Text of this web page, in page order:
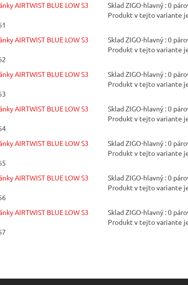
AIRTWIST BLUE LOW S3
Sklad ZIGO-hlavný : 0
Produkt v tejto variante
AIRTWIST BLUE LOW S3
Sklad ZIGO-hlavný : 0
Produkt v tejto variante
AIRTWIST BLUE LOW S3
Sklad ZIGO-hlavný : 0
Produkt v tejto variante
AIRTWIST BLUE LOW S3
Sklad ZIGO-hlavný : 0
Produkt v tejto variante
AIRTWIST BLUE LOW S3
Sklad ZIGO-hlavný : 0
Produkt v tejto variante
AIRTWIST BLUE LOW S3
Sklad ZIGO-hlavný : 0
Produkt v tejto variante
AIRTWIST BLUE LOW S3
Sklad ZIGO-hlavný : 0
Produkt v tejto variante